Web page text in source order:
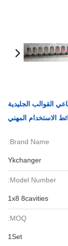
القوالب الجليدية
الاستخدام المهني
Brand Name:
Ykchanger
Model Number:
1x8 8cavities
MOQ:
1Set